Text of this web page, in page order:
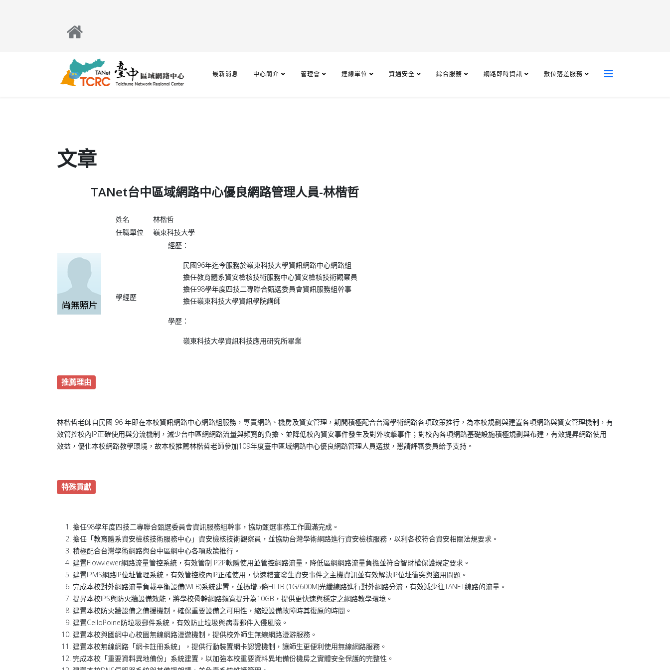
最新消息 中心簡介 管理會 連線單位 資通安全 綜合服務 網路即時資訊 數位落差服務
文章
TANet台中區域網路中心優良網路管理人員-林楷哲
姓名
林楷哲
任職單位
嶺東科技大學
學經歷
經歷：
民國96年迄今服務於嶺東科技大學資訊網路中心網路組
擔任教育體系資安檢核技術服務中心資安檢核技術觀察員
擔任98學年度四技二專聯合甄選委員會資訊服務組幹事
擔任嶺東科技大學資訊學院講師
學歷：
嶺東科技大學資訊科技應用研究所畢業
推薦理由
林楷哲老師自民國 96 年即在本校資訊網路中心網路組服務，專責網路、機房及資安管理，期間積極配合台灣學術網路各項政策推行，為本校規劃與建置各項網路與資安管理機制，有
效管控校內IP正確使用與分流機制，減少台中區網網路流量與頻寬的負擔、並降低校內資安事件發生及對外攻擊事件；對校內各項網路基礎設施積極規劃與布建，有效提昇網路使用
效益，優化本校網路教學環境，故本校推薦林楷哲老師參加109年度臺中區域網路中心優良網路管理人員選拔，懇請評審委員給予支持。
特殊貢獻
擔任98學年度四技二專聯合甄選委員會資訊服務組幹事，協助甄選事務工作圓滿完成。
擔任「教育體系資安檢核技術服務中心」資安檢核技術觀察員，並協助台灣學術網路進行資安檢核服務，以利各校符合資安相關法規要求。
積極配合台灣學術網路與台中區網中心各項政策推行。
建置Flowviewer網路流量管控系統，有效管制 P2P軟體使用並管控網路流量，降低區網網路流量負擔並符合智財權保護規定要求。
建置IPMS網路IP位址管理系統，有效管控校內IP正確使用，快速稽查發生資安事件之主機資訊並有效解決IP位址衝突與盜用問題。
完成本校對外網路流量負載平衡設備(WLB)系統建置，並擴增5條HTTB (1G/600M)光纖線路進行對外網路分流，有效減少往TANET線路的流量。
提昇本校IPS與防火牆設備效能，將學校骨幹網路頻寬提升為10GB，提供更快速與穩定之網路教學環境。
建置本校防火牆設備之備援機制，確保重要設備之可用性，縮短設備故障時其復原的時間。
建置CelloPoine防垃圾郵件系統，有效防止垃圾與病毒郵件入侵風險。
建置本校與國網中心校園無線網路漫遊機制，提供校外師生無線網路漫游服務。
建置本校無線網路「網卡註冊系統」，提供行動裝置網卡認證機制，讓師生更便利使用無線網路服務。
完成本校「重要資料異地備份」系統建置，以加強本校重要資料異地備份機房之實體安全保護的完整性。